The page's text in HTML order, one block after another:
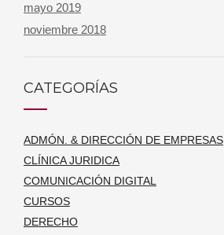
mayo 2019
noviembre 2018
CATEGORÍAS
ADMÓN. & DIRECCIÓN DE EMPRESAS
CLÍNICA JURIDICA
COMUNICACIÓN DIGITAL
CURSOS
DERECHO